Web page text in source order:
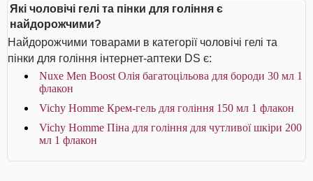
Які чоловічі гелі та пінки для гоління є
найдорожчими?
Найдорожчими товарами в категорії чоловічі гелі та
пінки для гоління інтернет-аптеки DS є:
Nuxe Men Boost Олія багатоцільова для бороди 30 мл 1
флакон
Vichy Homme Крем-гель для гоління 150 мл 1 флакон
Vichy Homme Піна для гоління для чутливої шкіри 200
мл 1 флакон